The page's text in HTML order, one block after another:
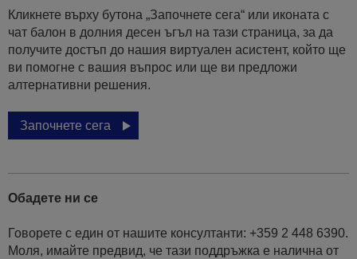
Кликнете върху бутона „Започнете сега“ или иконата с
чат балон в долния десен ъгъл на тази страница, за да
получите достъп до нашия виртуален асистент, който ще
ви помогне с вашия въпрос или ще ви предложи
алтернативни решения.
Започнете сега
Обадете ни се
Говорете с един от нашите консултанти: +359 2 448 6390.
Моля, имайте предвид, че тази поддръжка е налична от